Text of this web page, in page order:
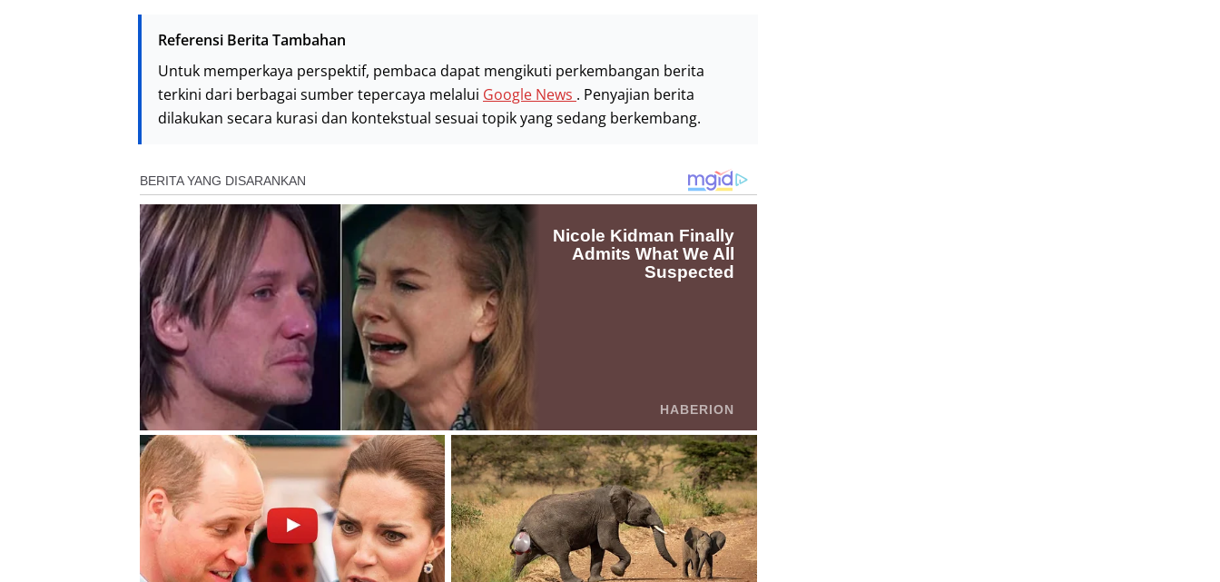
Referensi Berita Tambahan
Untuk memperkaya perspektif, pembaca dapat mengikuti perkembangan berita
terkini dari berbagai sumber tepercaya melalui Google News . Penyajian berita
dilakukan secara kurasi dan kontekstual sesuai topik yang sedang berkembang.